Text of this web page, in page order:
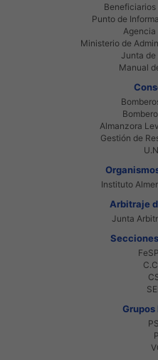
Punto de
Agencia
Ministerio de
Junta de
Manual
Almanzora
Gestión de
Instituto
Arbitraje
Junta